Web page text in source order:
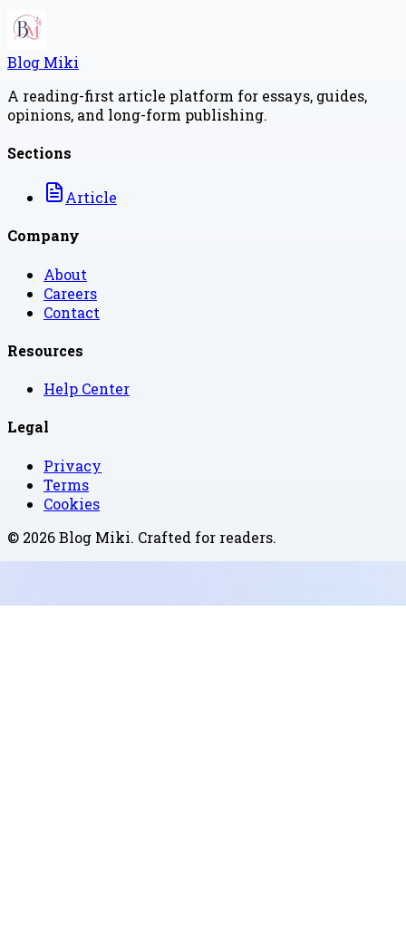
Blog Miki
A reading-first article platform for essays, guides,
opinions, and long-form publishing.
Sections
Article
Company
About
Careers
Contact
Resources
Help Center
Legal
Privacy
Terms
Cookies
© 2026Blog Miki. Crafted for readers.